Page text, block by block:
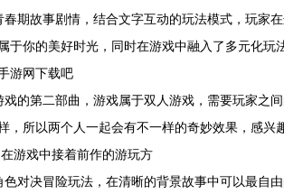
故事剧情，结合文字互动的玩法模式，玩家在
于你的美好时光，同时在游戏中融入了多元化玩
游网下载吧
第二部曲，游戏属于双人游戏，需要玩家之间
，所以两个人一起会有不一样的奇妙效果，感兴
游戏中接着前作的游玩方
决冒险玩法，在清晰的背景故事中可以最自由